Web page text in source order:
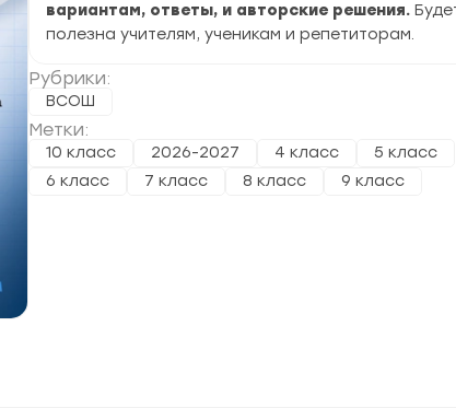
вариантам, ответы, и авторские решения.
полезна учителям, ученикам и репетиторам.
Рубрики:
ВСОШ
Метки:
10 класс 2026-2027 4 класс
5 класс
6 класс
7 класс 8 класс 9 класс